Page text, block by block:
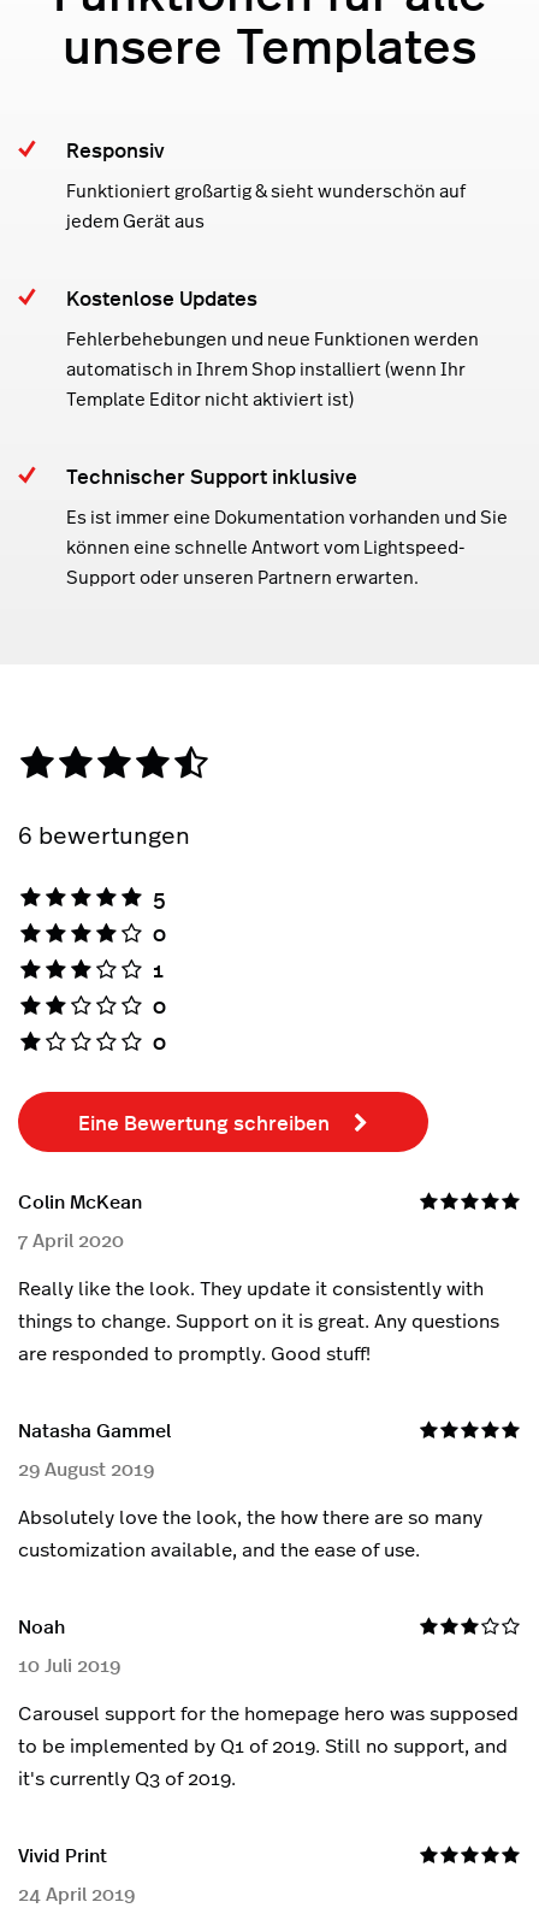
unsere Templates
Responsiv
Funktioniert großartig & sieht wunderschön auf
jedem Gerät aus
Kostenlose Updates
Fehlerbehebungen und neue Funktionen werden
automatisch in Ihrem Shop installiert (wenn Ihr
Template Editor nicht aktiviert ist)
Technischer Support inklusive
Es ist immer eine Dokumentation vorhanden und Sie
können eine schnelle Antwort vom Lightspeed-
Support oder unseren Partnern erwarten.
6 bewertungen
5
0
1
0
0
Eine Bewertung schreiben
Colin McKean
7 April 2020
Really like the look. They update it consistently with
things to change. Support on it is great. Any questions
are responded to promptly. Good stuff!
Natasha Gammel
29 August 2019
Absolutely love the look, the how there are so many
customization available, and the ease of use.
Noah
10 Juli 2019
Carousel support for the homepage hero was supposed
to be implemented by Q1 of 2019. Still no support, and
it's currently Q3 of 2019.
Vivid Print
24 April 2019